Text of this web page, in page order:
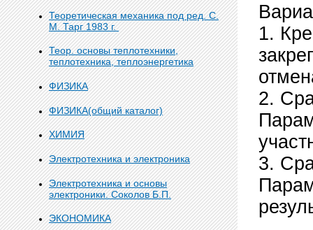
Теоретическая механика под ред. С.
М. Тарг 1983 г.
Теор. основы теплотехники,
теплотехника, теплоэнергетика
ФИЗИКА
ФИЗИКА(общий каталог)
ХИМИЯ
Электротехника и электроника
Электротехника и основы
электроники. Соколов Б.П.
ЭКОНОМИКА
1.
2.
3.